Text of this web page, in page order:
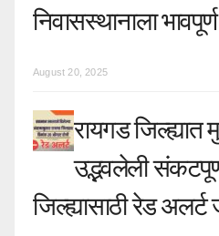
निवासस्थानाला
August 20, 2025
रायगड
उद्भवलेली
जिल्ह्यासाठी रेड अलर्ट